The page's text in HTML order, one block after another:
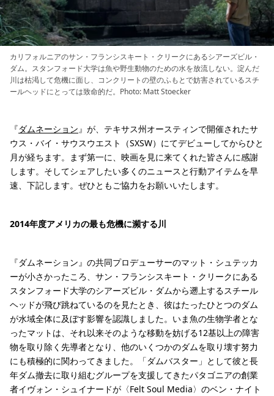
カリフォルニアのサン・フランシスキート・クリークにあるシアーズビル・
ダム。スタンフォード大学は魚や野生動物のための水を放流しない。淀んだ
川は枯渇して危機に面し、コンクリートの壁のふもとで妨害されているスチ
ールヘッドにとっては致命的だ。Photo: Matt Stoecker
『ダムネーション 』が、テキサス州オースティンで開催されたサ
ウス・バイ・サウスウエスト（SXSW）にてデビューしてからひと
月が経ちます。まず第一に、映画を見に来てくれた皆さんに感謝
します。そしてシェアしたい多くのニュースと行動アイテムを早
速、下記します。ぜひともご協力をお願いいたします。
2014年度アメリカの最も危機に瀕する川
『ダムネーション』の共同プロデューサーのマット・シュテッカ
ーが小さかったころ、サン・フランシスキート・クリークにある
スタンフォード大学のシアーズビル・ダムから遡上するスチール
ヘッドが飛び跳ねているのを見たとき、彼はたったひとつのダム
が水域全体に及ぼす影響を認識しました。いま魚の生物学者とな
ったマットは、それ以来そのような移動を妨げる12基以上の障害
物を取り除く先導者となり、他のいくつかのダムを取り壊す努力
にも積極的に関わってきました。「ダムバスター」として彼と長
年ダム撤去に取り組むグループを支援してきたパタゴニアの創業
者イヴォン・シュイナードが〈Felt Soul Media〉のベン・ナイト